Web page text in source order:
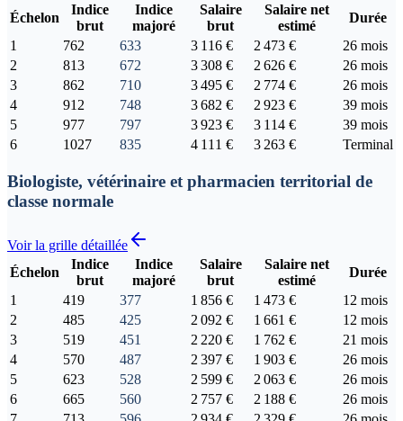
Échelon
Indice
brut
Indice
majoré
Salaire
brut
Salaire net
estimé
Durée
1
762 633 3 116 € 2 473 €
26 mois
2
813 672 3 308 € 2 626 €
26 mois
3
862 710 3 495 € 2 774 €
26 mois
4
912 748 3 682 € 2 923 €
39 mois
5
977 797 3 923 € 3 114 €
39 mois
6
1027 835 4 111 € 3 263 € Terminal
Biologiste, vétérinaire et pharmacien territorial de
classe normale
Voir la grille détaillée
Échelon
Indice
brut
Indice
majoré
Salaire
brut
Salaire net
estimé
Durée
1
419 377 1 856 € 1 473 €
12 mois
2
485 425 2 092 € 1 661 €
12 mois
3
519 451 2 220 € 1 762 €
21 mois
4
570 487 2 397 € 1 903 €
26 mois
5
623 528 2 599 € 2 063 €
26 mois
6
665 560 2 757 € 2 188 €
26 mois